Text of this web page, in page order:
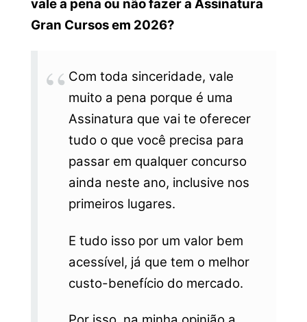
vale a pena ou não fazer a Assinatura
Gran Cursos em 2026?
Com toda sinceridade, vale
muito a pena porque é uma
Assinatura que vai te oferecer
tudo o que você precisa para
passar em qualquer concurso
ainda neste ano, inclusive nos
primeiros lugares.
E tudo isso por um valor bem
acessível, já que tem o melhor
custo-benefício do mercado.